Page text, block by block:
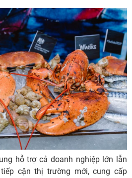
hỗ trợ cả doanh nghiệp lớn lẫn
cận thị trường mới, cung cấp